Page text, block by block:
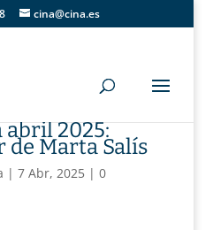
cina@cina.es
abril 2025:
de Marta Salís
| 7 Abr, 2025| 0